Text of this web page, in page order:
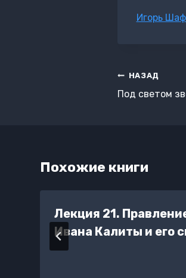
Метки
Игорь
Навигация
по
НАЗАД
Под светом
Похожие книги
Лекция 21.
Ивана Калиты и его